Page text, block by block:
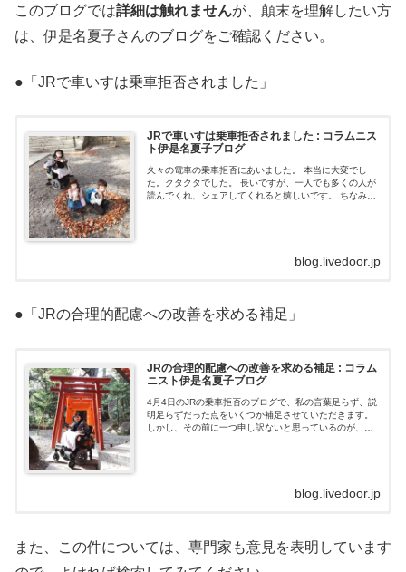
このブログでは詳細は触れませんが、顛末を理解したい方
は、伊是名夏子さんのブログをご確認ください。
●「JRで車いすは乗車拒否されました」
JRで車いすは乗車拒否されました : コラムニス
ト伊是名夏子ブログ
久々の電車の乗車拒否にあいました。 本当に大変でし
た。クタクタでした。 長いですが、一人でも多くの人が
読んでくれ、シェアしてくれると嬉しいです。 ちなみた
blog.livedoor.jp
●「JRの合理的配慮への改善を求める補足」
JRの合理的配慮への改善を求める補足 : コラム
ニスト伊是名夏子ブログ
4月4日のJRの乗車拒否のブログで、私の言葉足らず、説
明足らずだった点をいくつか補足させていただきます。
しかし、その前に一つ申し訳ないと思っているのが、こ
blog.livedoor.jp
また、この件については、専門家も意見を表明しています